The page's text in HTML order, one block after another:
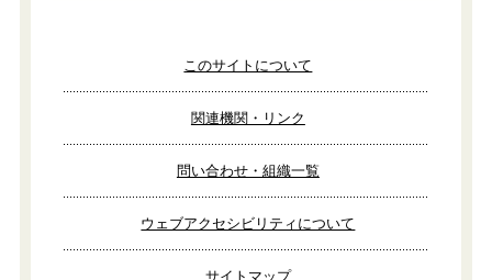
このサイトについて
関連機関・リンク
問い合わせ・組織一覧
ウェブアクセシビリティについて
サイトマップ